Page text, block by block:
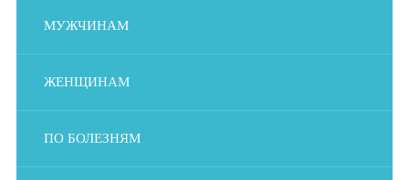
МУЖЧИНАМ
ЖЕНЩИНАМ
ПО БОЛЕЗНЯМ